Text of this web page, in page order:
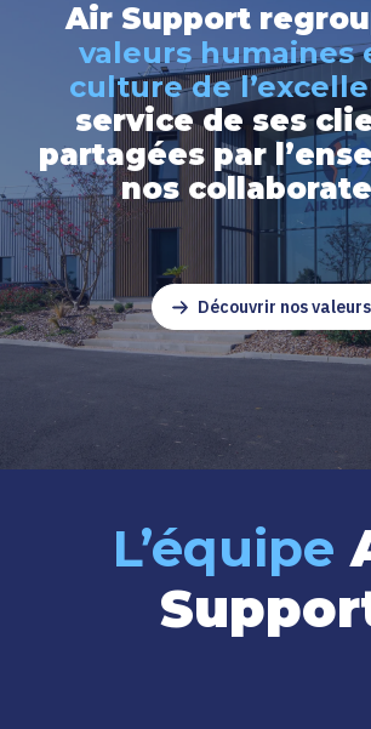
Air Support
valeurs humaines
culture de
service de ses
partagées par
nos
Découvrir nos valeurs
L’équipe